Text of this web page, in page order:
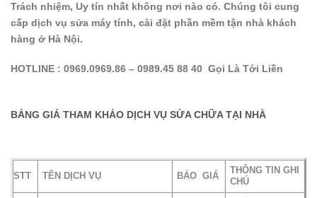
Trách nhiệm, Uy tín nhất không nơi nào có. Chúng tôi cung
cấp dịch vụ sửa máy tính, cài đặt phần mềm tận nhà khách
hàng ở Hà Nội.
HOTLINE : 0969.0969.86 – 0989.45 88 40 Gọi Là Tới Liền
BẢNG GIÁ THAM KHẢO DỊCH VỤ SỬA CHỮA TẠI NHÀ
STT TÊN DỊCH VỤ BÁO GIÁ
THÔNG TIN GHI
CHÚ